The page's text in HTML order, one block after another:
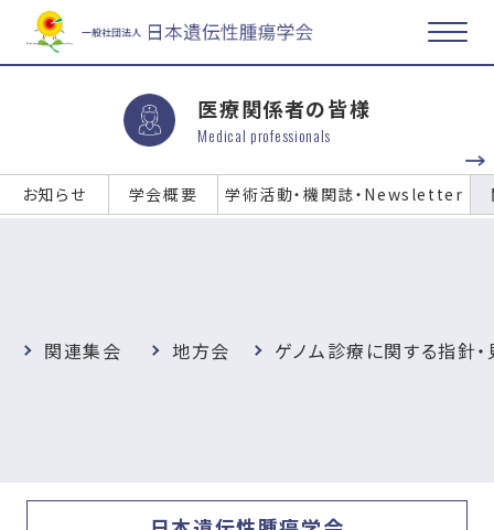
医療関係者の皆様
Medical professionals
お知らせ 学会概要 学術活動・機関誌・Newsletter
関連集会 地方会 ゲノム診療に関する指針
関連情報